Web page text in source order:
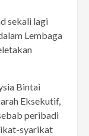
sekali lagi
Lembaga
Bintai
Eksekutif,
peribadi
syarikat